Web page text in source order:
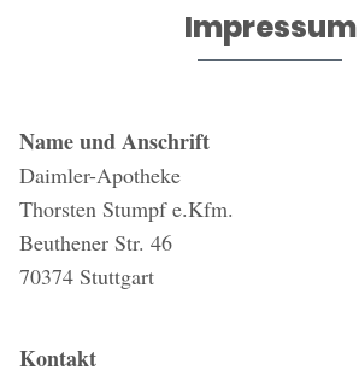
Impressum
Name und Anschrift
Daimler-Apotheke
Thorsten Stumpf e.Kfm.
Beuthener Str. 46
70374 Stuttgart
Kontakt